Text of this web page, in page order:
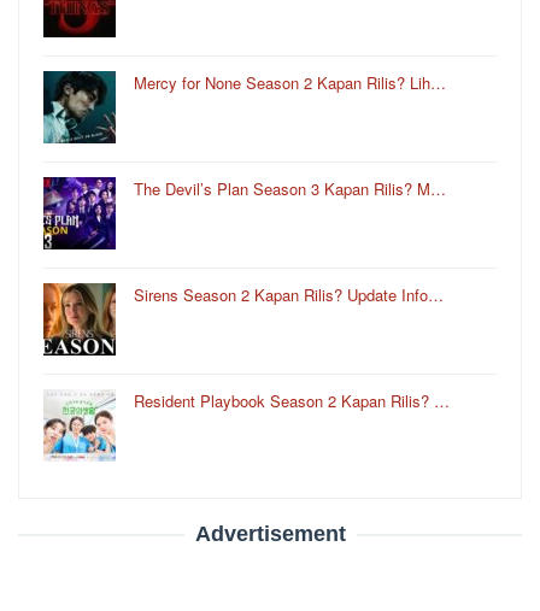
Mercy for None Season 2 Kapan Rilis? Lih…
The Devil’s Plan Season 3 Kapan Rilis? M…
Sirens Season 2 Kapan Rilis? Update Info…
Resident Playbook Season 2 Kapan Rilis? …
Advertisement